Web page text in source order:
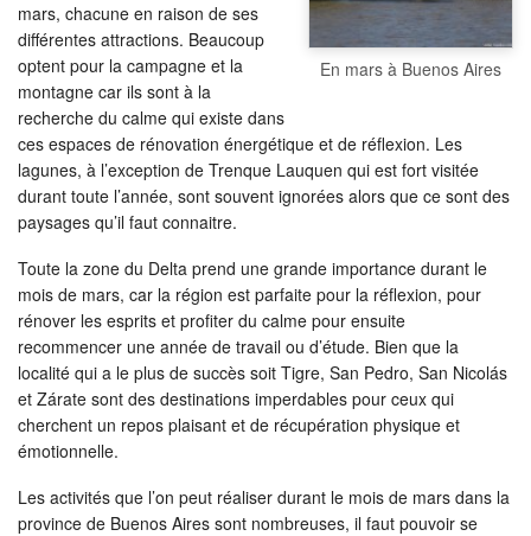
En mars à Buenos Aires
mars, chacune en raison de ses
différentes attractions. Beaucoup
optent pour la campagne et la
montagne car ils sont à la
recherche du calme qui existe dans
ces espaces de rénovation énergétique et de réflexion. Les
lagunes, à l’exception de Trenque Lauquen qui est fort visitée
durant toute l’année, sont souvent ignorées alors que ce sont des
paysages qu’il faut connaitre.
Toute la zone du Delta prend une grande importance durant le
mois de mars, car la région est parfaite pour la réflexion, pour
rénover les esprits et profiter du calme pour ensuite
recommencer une année de travail ou d’étude. Bien que la
localité qui a le plus de succès soit Tigre, San Pedro, San Nicolás
et Zárate sont des destinations imperdables pour ceux qui
cherchent un repos plaisant et de récupération physique et
émotionnelle.
Les activités que l’on peut réaliser durant le mois de mars dans la
province de Buenos Aires sont nombreuses, il faut pouvoir se